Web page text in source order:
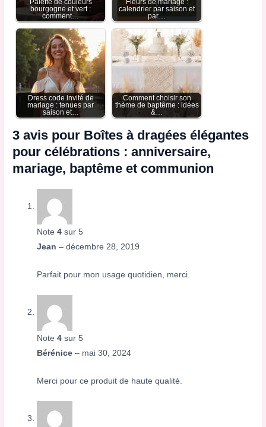
Palette de couleurs
bourgogne et vert :
comment…
Fleurs de mariage :
calendrier par saison et
par…
Dress code invité de
mariage : tenues par
saison et…
Comment choisir son
thème de baptême : idées
&…
3 avis pour Boîtes à dragées élégantes
pour célébrations : anniversaire,
mariage, baptême et communion
Note4 sur 5
Jean– décembre 28, 2019
Parfait pour mon usage quotidien, merci.
Note4 sur 5
Bérénice– mai 30, 2024
Merci pour ce produit de haute qualité.